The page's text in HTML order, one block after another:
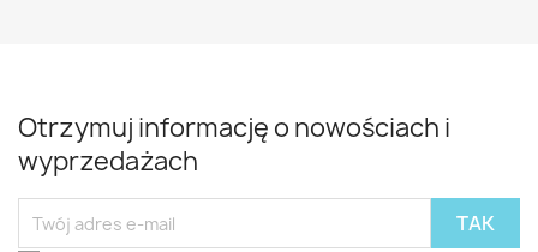
Otrzymuj informację o nowościach i
wyprzedażach